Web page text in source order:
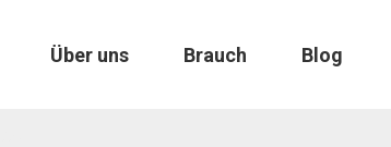
Über uns Brauch Blog